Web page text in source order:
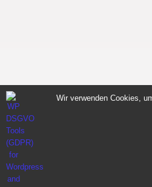
Wir verwenden Cookies,